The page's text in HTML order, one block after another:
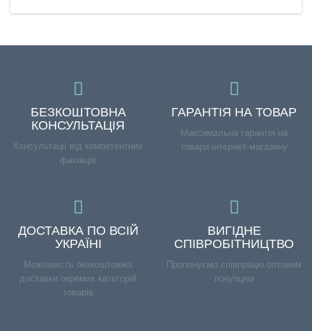
БЕЗКОШТОВНА
КОНСУЛЬТАЦІЯ
Консультації від компетентних
фахівців
ГАРАНТІЯ НА ТОВАР
Максимальна гарантія на
товари інтернет-магазину
ДОСТАВКА ПО ВСІЙ
УКРАЇНІ
Можливість безкоштовної
доставки окремих категорій
товарів
ВИГІДНЕ
СПІВРОБІТНИЦТВО
Пропонуємо співпрацю оптовим
покупцям